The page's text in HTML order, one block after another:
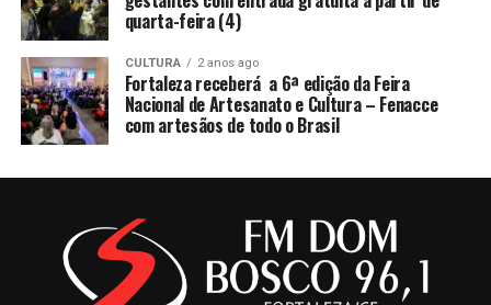
quarta-feira (4)
CULTURA 2 anos ago
Fortaleza receberá a 6ª edição da Feira
Nacional de Artesanato e Cultura – Fenacce
com artesãos de todo o Brasil